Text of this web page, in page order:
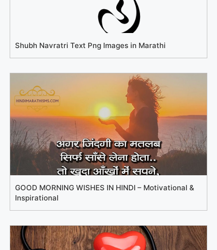
Shubh Navratri Text Png Images in Marathi
GOOD MORNING WISHES IN HINDI – Motivational &
Inspirational